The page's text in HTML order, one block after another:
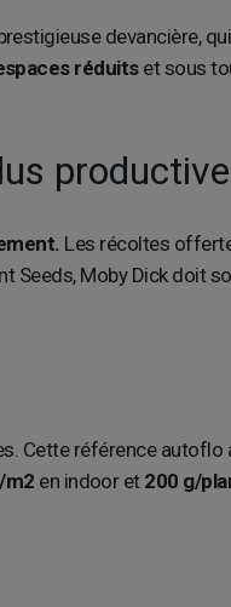
devancière, qui
réduitset sous
Les récoltes
Moby Dick doit
Cette référence
m2 en indoor et 200 g/